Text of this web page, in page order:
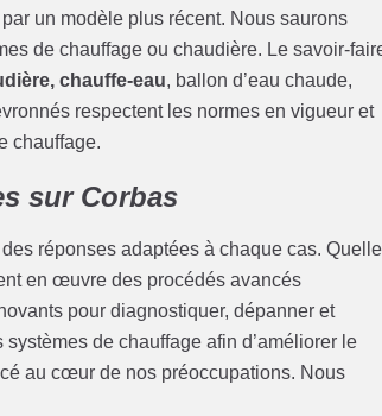
un modèle plus récent. Nous saurons
de chauffage ou chaudière. Le savoir-
chauffe-eau, ballon d’eau chaude,
respectent les normes en vigueur et
chauffage.
sur Corbas
réponses adaptées à chaque cas. Quelle
en œuvre des procédés avancés
pour diagnostiquer, dépanner et
de chauffage afin d’améliorer le
au cœur de nos préoccupations. Nous